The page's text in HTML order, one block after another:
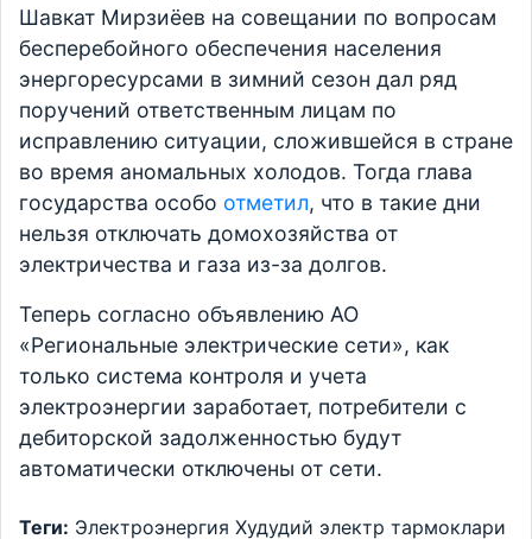
Шавкат Мирзиёев на совещании по вопросам
бесперебойного обеспечения населения
энергоресурсами в зимний сезон дал ряд
поручений ответственным лицам по
исправлению ситуации, сложившейся в стране
во время аномальных холодов. Тогда глава
государства особо отметил, что в такие дни
нельзя отключать домохозяйства от
электричества и газа из-за долгов.
Теперь согласно объявлению АО
«Региональные электрические сети», как
только система контроля и учета
электроэнергии заработает, потребители с
дебиторской задолженностью будут
автоматически отключены от сети.
Теги: Электроэнергия Худудий электр тармоклари